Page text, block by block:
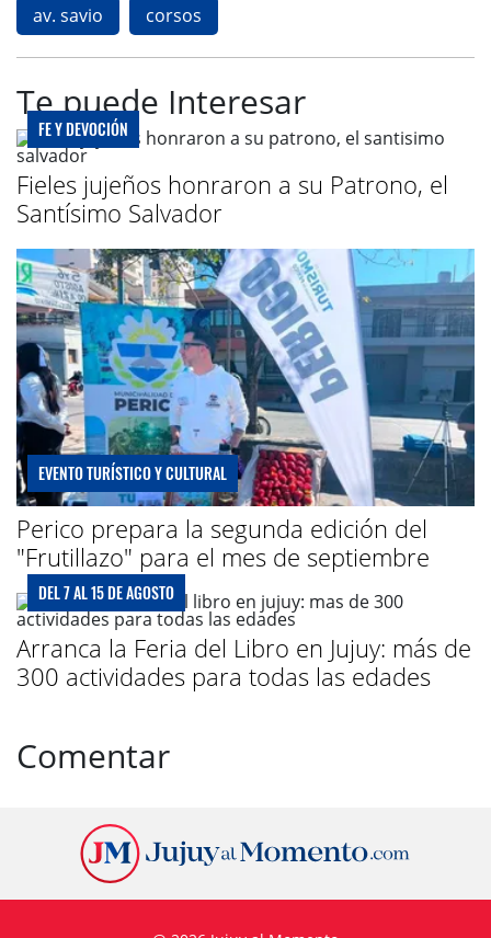
av. savio corsos
Te puede Interesar
FE Y DEVOCIÓN
Fieles jujeños honraron a su Patrono, el
Santísimo Salvador
EVENTO TURÍSTICO Y CULTURAL
Perico prepara la segunda edición del
"Frutillazo" para el mes de septiembre
DEL 7 AL 15 DE AGOSTO
Arranca la Feria del Libro en Jujuy: más de
300 actividades para todas las edades
Comentar